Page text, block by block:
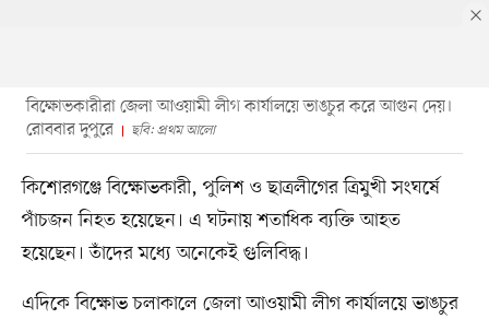
বিক্ষোভকারীরা জেলা আওয়ামী লীগ কার্যালয়ে ভাঙচুর করে আগুন দেয়।
রোববার দুপুরে
ছবি: প্রথম আলো
কিশোরগঞ্জে বিক্ষোভকারী, পুলিশ ও ছাত্রলীগের ত্রিমুখী সংঘর্ষে
পাঁচজন নিহত হয়েছেন। এ ঘটনায় শতাধিক ব্যক্তি আহত
হয়েছেন। তাঁদের মধ্যে অনেকেই গুলিবিদ্ধ।
এদিকে বিক্ষোভ চলাকালে জেলা আওয়ামী লীগ কার্যালয়ে ভাঙচুর